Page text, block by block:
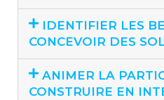
IDENTIFIER LES
CONCEVOIR DES
ANIMER LA
CONSTRUIRE EN